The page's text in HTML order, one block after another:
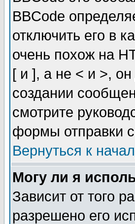
BBCode
отключить его в
очень похож на
[ и ], а не < и >,
создании
смотрите
формы отправки
Вернуться к
Могу ли я
Зависит от того
разрешено его